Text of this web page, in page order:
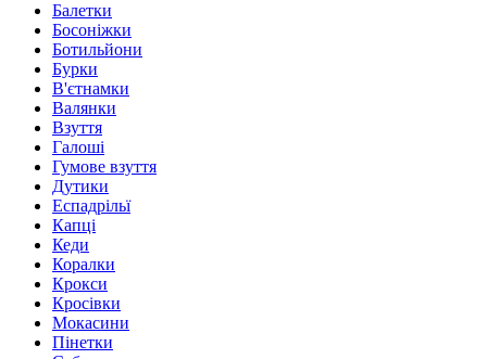
Балетки
Босоніжки
Ботильйони
Бурки
В'єтнамки
Валянки
Взуття
Галоші
Гумове взуття
Дутики
Еспадрільї
Капці
Кеди
Коралки
Крокси
Кросівки
Мокасини
Пінетки